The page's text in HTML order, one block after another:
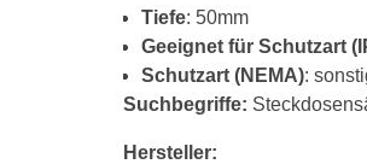
Tiefe: 50mm
Geeignet für Schutzart
Schutzart (NEMA):
Suchbegriffe:
Hersteller: